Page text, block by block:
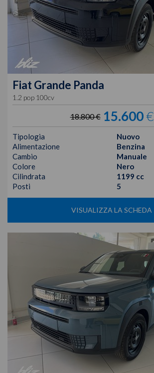
Fiat Grande Panda
1.2 pop 100cv
18.800 € 15.600€
Tipologia
Nuovo
Alimentazione
Benzina
Cambio
Manuale
Colore
Nero
Cilindrata
1199 cc
Posti
5
VISUALIZZA LA SCHEDA